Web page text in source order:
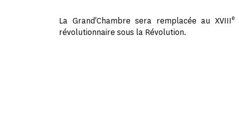
La Grand'Chambre sera remplacée au XVIIIe
révolutionnaire sous la Révolution.